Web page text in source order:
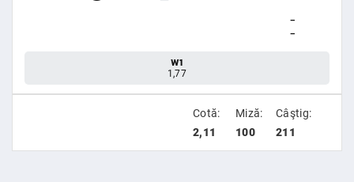
-
-
W1
1,77
Cotă:
2,11
Miză:
100
Câştig:
211